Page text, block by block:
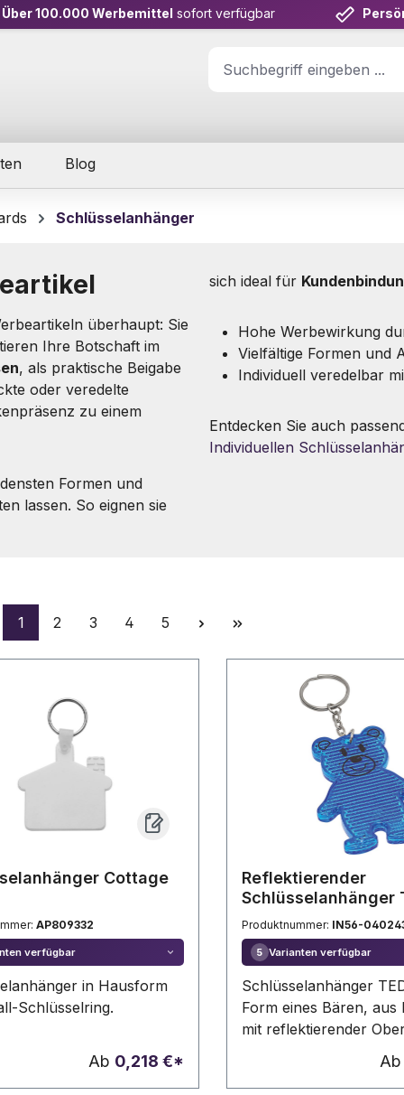
Über 100.000 Werbemittel sofort verfügbar
Blog
Schlüsselanhänger
überhaupt: Sie
Ihre Botschaft im
, als praktische Beigabe
oder veredelte
zu einem
Formen und
lassen. So eignen sie
sich ideal für
Hohe Werbewirkung
Vielfältige Formen und
Individuell veredelbar
Entdecken Sie auch
Individuellen
Seite
1 Seite
2 Seite
3 Seite
4 Seite
5
Cottage
AP809332
verfügbar
in Hausform
Schlüsselring.
Ab 0,218 €*
Reflektierender
Schlüsselanhänger
Produktnummer: IN56-
5 Varianten verfügbar
Schlüsselanhänger
Form eines Bären, aus
mit reflektierender